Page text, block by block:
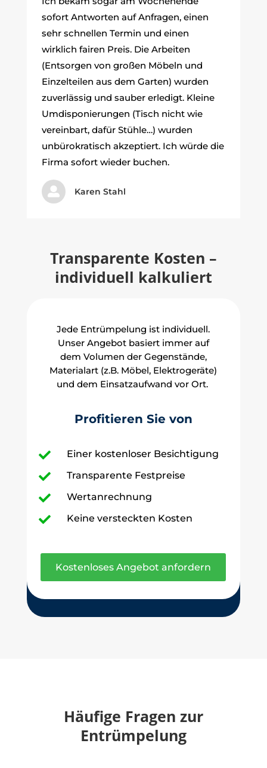
sofort Antworten auf Anfragen, einen
sehr schnellen Termin und einen
wirklich fairen Preis. Die Arbeiten
(Entsorgen von großen Möbeln und
Einzelteilen aus dem Garten) wurden
zuverlässig und sauber erledigt. Kleine
Umdisponierungen (Tisch nicht wie
vereinbart, dafür Stühle…) wurden
unbürokratisch akzeptiert. Ich würde die
Firma sofort wieder buchen.
 Karen Stahl
Transparente Kosten –
individuell kalkuliert
Jede Entrümpelung ist individuell.
Unser Angebot basiert immer auf
dem Volumen der Gegenstände,
Materialart (z.B. Möbel, Elektrogeräte)
und dem Einsatzaufwand vor Ort.
Profitieren Sie von
 Einer kostenloser Besichtigung
 Transparente Festpreise
 Wertanrechnung
 Keine versteckten Kosten
Kostenloses Angebot anfordern
Häufige Fragen zur
Entrümpelung